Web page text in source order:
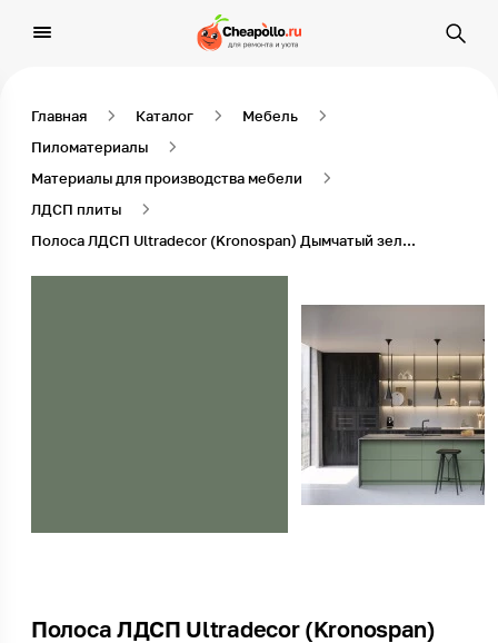
Главная Каталог
Мебель
Пиломатериалы
Материалы для производства мебели
ЛДСП плиты
Полоса ЛДСП Ultradecor (Kronospan) Дымчатый зелёный K521 SU, 2800 x 680 x 16 мм
Полоса ЛДСП Ultradecor (Kronospan)